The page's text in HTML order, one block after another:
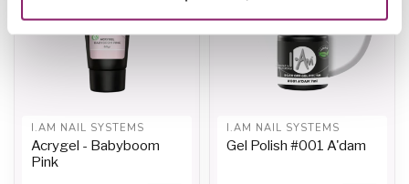
I.AM NAIL SYSTEMS
Acrygel - Babyboom
Pink
I.AM NAIL SYSTEMS
Gel Polish #001 A'dam